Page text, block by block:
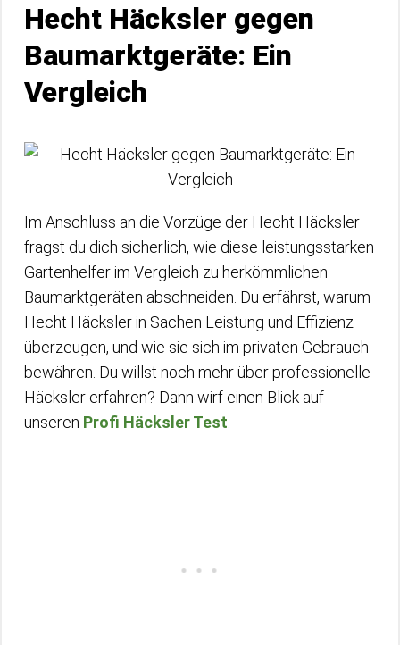
Hecht Häcksler gegen
Baumarktgeräte: Ein
Vergleich
Im Anschluss an die Vorzüge der Hecht Häcksler
fragst du dich sicherlich, wie diese leistungsstarken
Gartenhelfer im Vergleich zu herkömmlichen
Baumarktgeräten abschneiden. Du erfährst, warum
Hecht Häcksler in Sachen Leistung und Effizienz
überzeugen, und wie sie sich im privaten Gebrauch
bewähren. Du willst noch mehr über professionelle
Häcksler erfahren? Dann wirf einen Blick auf
unseren Profi Häcksler Test